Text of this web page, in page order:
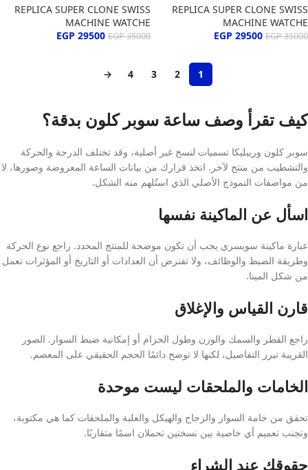
REPLICA SUPER CLONE SWISS
MACHINE WATCHE
EGP35000
EGP 29500
REPLICA SUPER CLONE SWISS
MACHINE WATCHE
EGP35000
EGP 29500
1
2
3
4
→
كيف تقرأ وصف ساعة سوبر كلون بدقة؟
سوبر كلون وريبليكا تسميات لنسخ غير أصلية، وقد تختلف الدرجة والحركة
والتشطيب من منتج لآخر. اتخذ قرارك من بيانات الساعة المعروضة وصورها، لا
من مواصفات النموذج الأصلي الذي استُلهم منه الشكل.
اسأل عن الماكينة نفسها
عبارة ماكينة سويسري يجب أن تكون موضحة للمنتج المحدد. راجع نوع الحركة
وطريقة الضبط والوظائف، ولا تفترض أن العدادات أو التاريخ أو المؤثرات تعمل
من شكل المينا.
قارن القياس والإغلاق
راجع القطر والسمك والوزن وطول الحزام أو إمكانية ضبط السوار. الصور
القريبة تبرز التفاصيل، لكنها لا توضح دائمًا الحجم الحقيقي على المعصم.
الخامات والملحقات ليست موحدة
تحقق من خامة السوار والزجاج والهيكل والعلبة والملحقات كما هي مكتوبة،
وتجنب تعميم أي خاصية بين نسختين تحملان اسمًا متقاربًا.
حقوقك عند الشراء